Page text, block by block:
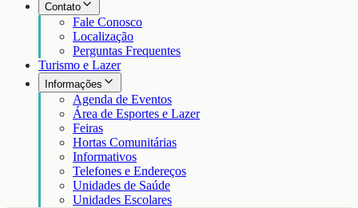
Contato
Fale Conosco
Localização
Perguntas Frequentes
Turismo e Lazer
Informações
Agenda de Eventos
Área de Esportes e Lazer
Feiras
Hortas Comunitárias
Informativos
Telefones e Endereços
Unidades de Saúde
Unidades Escolares